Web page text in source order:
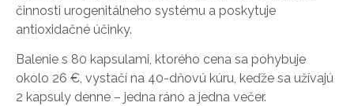
činnosti urogenitálneho systému a poskytuje
antioxidačné účinky.
Balenie s 80 kapsulami, ktorého cena sa pohybuje
okolo 26 €, vystačí na 40-dňovú kúru, keďže sa užívajú
2 kapsuly denne – jedna ráno a jedna večer.